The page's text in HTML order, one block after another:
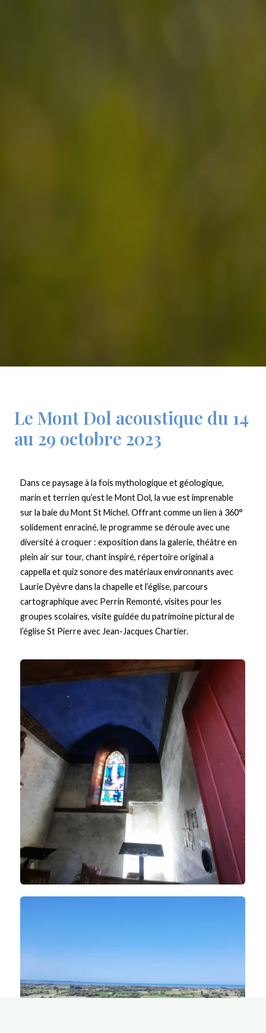
Le Mont Dol acoustique du 14
au 29 octobre 2023
Dans ce paysage à la fois mythologique et géologique,
marin et terrien qu’est le Mont Dol, la vue est imprenable
sur la baie du Mont St Michel. Offrant comme un lien à 360°
solidement enraciné, le programme se déroule avec une
diversité à croquer : exposition dans la galerie, théâtre en
plein air sur tour, chant inspiré, répertoire original a
cappella et quiz sonore des matériaux environnants avec
Laurie Dyèvre dans la chapelle et l’église, parcours
cartographique avec Perrin Remonté, visites pour les
groupes scolaires, visite guidée du patrimoine pictural de
l’église St Pierre avec Jean-Jacques Chartier.